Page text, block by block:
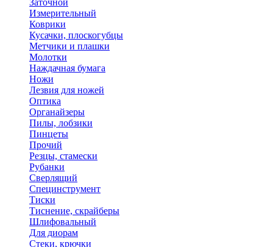
Заточной
Измерительный
Коврики
Кусачки, плоскогубцы
Метчики и плашки
Молотки
Наждачная бумага
Ножи
Лезвия для ножей
Оптика
Органайзеры
Пилы, лобзики
Пинцеты
Прочий
Резцы, стамески
Рубанки
Сверлящий
Специнструмент
Тиски
Тиснение, скрайберы
Шлифовальный
Для диорам
Стеки, крючки